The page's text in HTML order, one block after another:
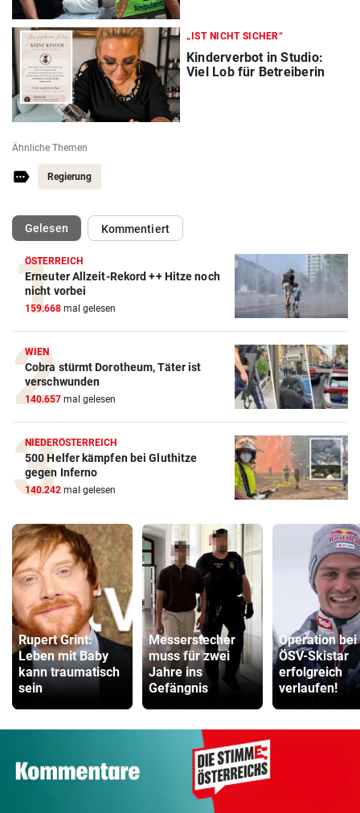
„IST NICHT SICHER“
Kinderverbot in Studio:
Viel Lob für Betreiberin
Ähnliche Themen
Regierung
Gelesen(ausgewählt)Kommentiert
ÖSTERREICH
Erneuter Allzeit-Rekord ++ Hitze noch
nicht vorbei
159.668 mal gelesen
WIEN
Cobra stürmt Dorotheum, Täter ist
verschwunden
140.657 mal gelesen
NIEDERÖSTERREICH
500 Helfer kämpfen bei Gluthitze
gegen Inferno
140.242 mal gelesen
Rupert Grint:
Leben mit Baby
kann traumatisch
sein
Messerstecher
muss für zwei
Jahre ins
Gefängnis
Operation bei
ÖSV-Skistar
erfolgreich
verlaufen!